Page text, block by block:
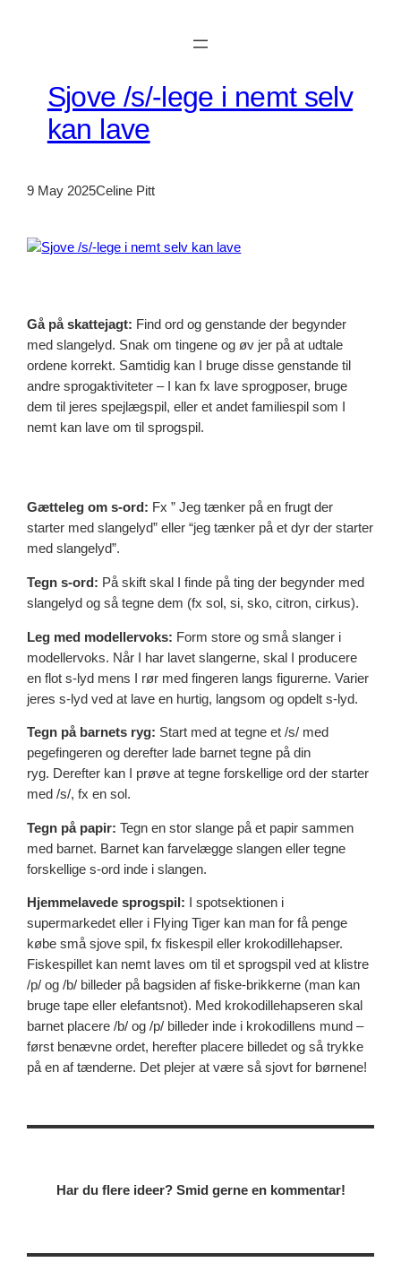
Sjove /s/-lege i nemt selv
kan lave
9 May 2025Celine Pitt
Gå på skattejagt: Find ord og genstande der begynder
med slangelyd. Snak om tingene og øv jer på at udtale
ordene korrekt. Samtidig kan I bruge disse genstande til
andre sprogaktiviteter – I kan fx lave sprogposer, bruge
dem til jeres spejlægspil, eller et andet familiespil som I
nemt kan lave om til sprogspil.
Gætteleg om s-ord: Fx ” Jeg tænker på en frugt der
starter med slangelyd” eller “jeg tænker på et dyr der starter
med slangelyd”.
Tegn s-ord: På skift skal I finde på ting der begynder med
slangelyd og så tegne dem (fx sol, si, sko, citron, cirkus).
Leg med modellervoks: Form store og små slanger i
modellervoks. Når I har lavet slangerne, skal I producere
en flot s-lyd mens I rør med fingeren langs figurerne. Varier
jeres s-lyd ved at lave en hurtig, langsom og opdelt s-lyd.
Tegn på barnets ryg: Start med at tegne et /s/ med
pegefingeren og derefter lade barnet tegne på din
ryg. Derefter kan I prøve at tegne forskellige ord der starter
med /s/, fx en sol.
Tegn på papir: Tegn en stor slange på et papir sammen
med barnet. Barnet kan farvelægge slangen eller tegne
forskellige s-ord inde i slangen.
Hjemmelavede sprogspil:
I spotsektionen i
supermarkedet eller i Flying Tiger kan man for få penge
købe små sjove spil, fx fiskespil eller krokodillehapser.
Fiskespillet kan nemt laves om til et sprogspil ved at klistre
/p/ og /b/ billeder på bagsiden af fiske-brikkerne (man kan
bruge tape eller elefantsnot). Med krokodillehapseren skal
barnet placere /b/ og /p/ billeder inde i krokodillens mund –
først benævne ordet, herefter placere billedet og så trykke
på en af tænderne. Det plejer at være så sjovt for børnene!
Har du flere ideer? Smid gerne en kommentar!